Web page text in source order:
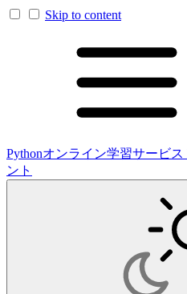
Skip to content
Pythonオンライン学習サービ
ント